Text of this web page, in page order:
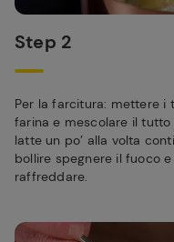
Step 2
Per la farcitura: mettere i
farina e mescolare il tutto
latte un po’ alla volta
bollire spegnere il fuoco
raffreddare.